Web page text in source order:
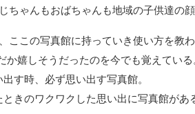
ゃんもおばちゃんも地域の子供達の顔
この写真館に持っていき使い方を教わ
嬉しそうだったのを今でも覚えている
す時、必ず思い出す写真館。
きのワクワクした思い出に写真館があ